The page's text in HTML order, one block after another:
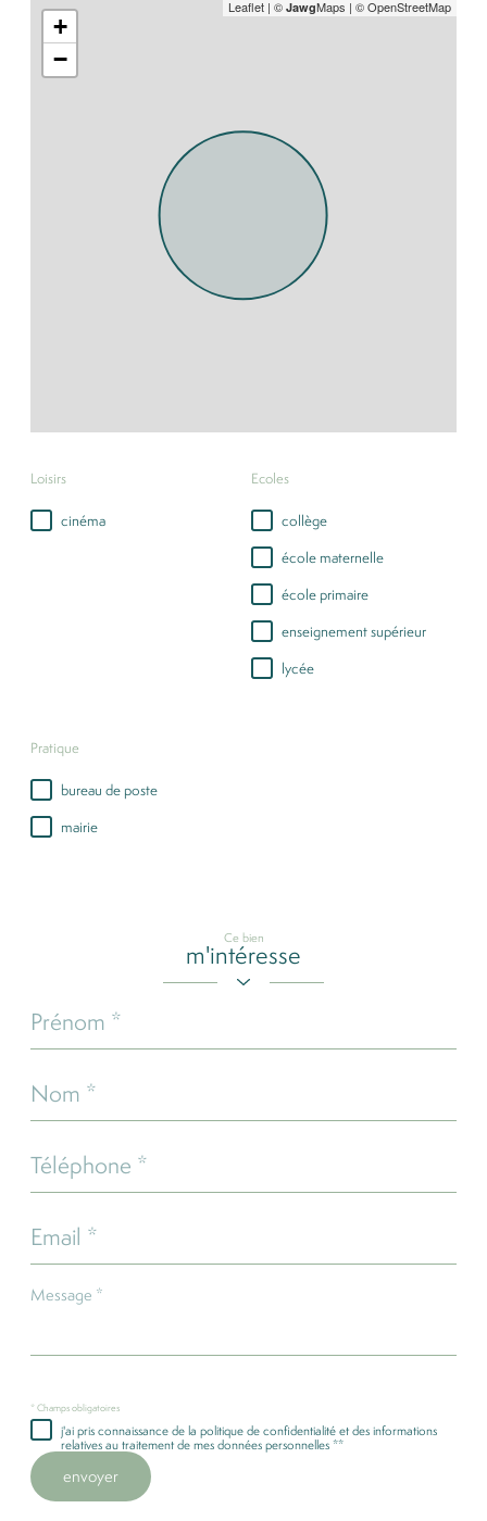
+
−
Leaflet | © JawgMaps | © OpenStreetMap
Loisirs
cinéma
Ecoles
collège
école maternelle
école primaire
enseignement supérieur
lycée
Pratique
bureau de poste
mairie
Ce bien
m'intéresse
*
*
*
*
Message
* Champs obligatoires
j'ai pris connaissance de la politique de confidentialité et des informations
relatives au traitement de mes données personnelles **
envoyer